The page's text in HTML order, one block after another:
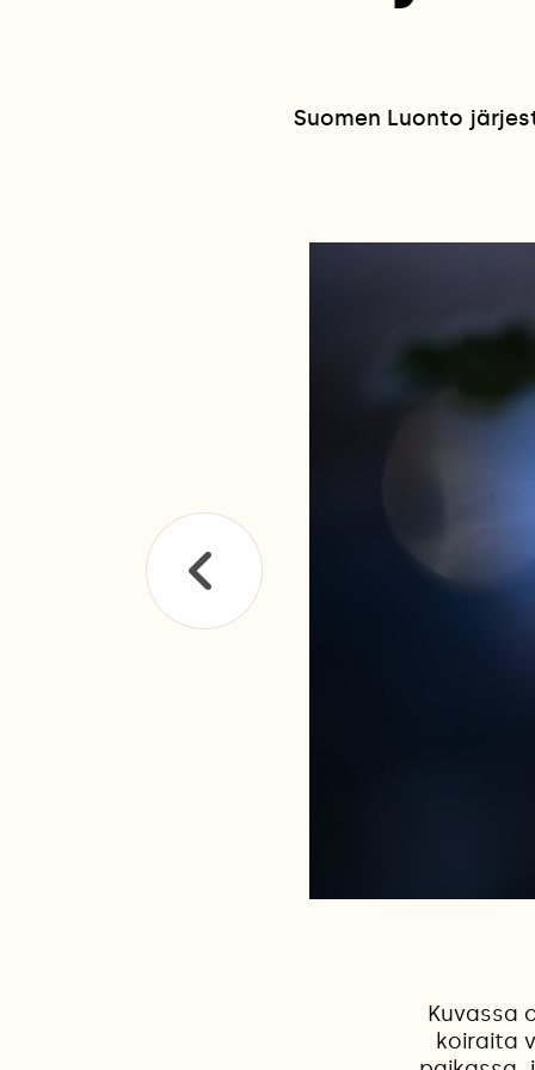
Suomen Luonto
Kuvassa
koiraita